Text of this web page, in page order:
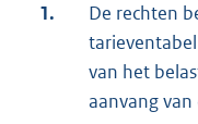
1.
De rechten
van het
aanvang